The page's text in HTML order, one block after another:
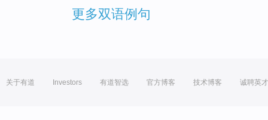
更多双语例句
关于有道 Investors 有道智选 官方博客 技术博客 诚聘英才